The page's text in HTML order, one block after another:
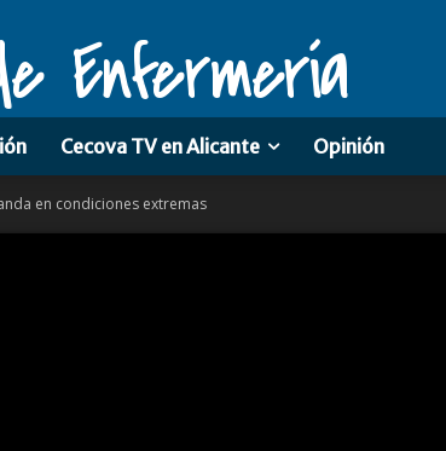
Enfermería
Cecova TV en Alicante Opinión
en condiciones extremas